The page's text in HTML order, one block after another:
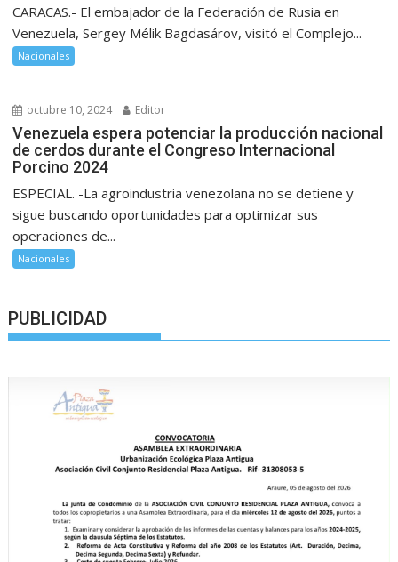
CARACAS.- El embajador de la Federación de Rusia en
Venezuela, Sergey Mélik Bagdasárov, visitó el Complejo...
Nacionales
octubre 10, 2024 Editor
Venezuela espera potenciar la producción nacional
de cerdos durante el Congreso Internacional
Porcino 2024
ESPECIAL. -La agroindustria venezolana no se detiene y
sigue buscando oportunidades para optimizar sus
operaciones de...
Nacionales
PUBLICIDAD